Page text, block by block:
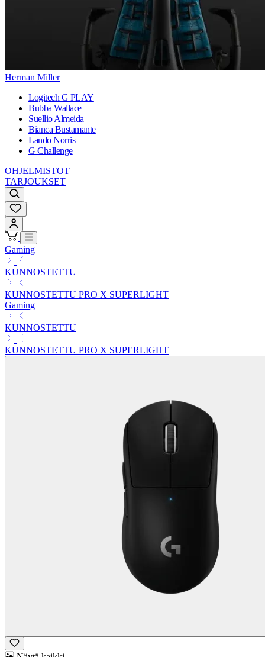
Herman Miller
Logitech G PLAY
Bubba Wallace
Suellio Almeida
Bianca Bustamante
Lando Norris
G Challenge
OHJELMISTOT
TARJOUKSET
Gaming
KUNNOSTETTU
KUNNOSTETTU PRO X SUPERLIGHT
Gaming
KUNNOSTETTU
KUNNOSTETTU PRO X SUPERLIGHT